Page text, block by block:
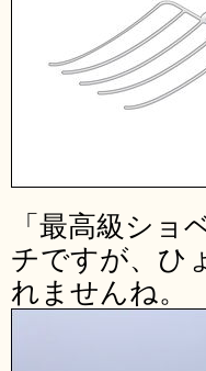
「最高級シ
チですが、ひ
れませんね。